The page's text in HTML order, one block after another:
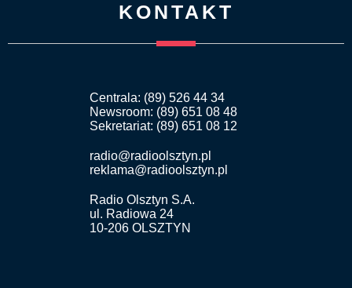
KONTAKT
Centrala: (89) 526 44 34
Newsroom: (89) 651 08 48
Sekretariat: (89) 651 08 12
radio@radioolsztyn.pl
reklama@radioolsztyn.pl
Radio Olsztyn S.A.
ul. Radiowa 24
10-206 OLSZTYN